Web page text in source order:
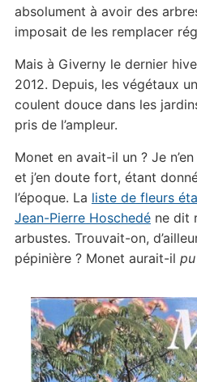
absolument à avoir des
imposait de les remplacer
Mais à Giverny le dernier
2012. Depuis, les végétaux
coulent douce dans les
pris de l’ampleur.
Monet en avait-il un ? Je
et j’en doute fort, étant
l’époque. La liste de fleurs
Jean-Pierre Hoschedéne dit
arbustes. Trouvait-on,
pépinière ? Monet aurait-il pu